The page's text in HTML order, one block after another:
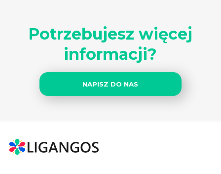
Potrzebujesz więcej
informacji?
NAPISZ DO NAS